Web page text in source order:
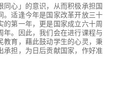
心」的意识，从而积极承担国
。适逢今年是国家改革开放三十
的第一年，更是国家成立六十周
。因此，我们会在进行课程与
教育，藉此鼓动学生的心灵，秉
承担，为日后贡献国家，作好准